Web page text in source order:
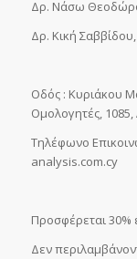
Δρ. Νάσω
Δρ. Κική
Οδός : Κυριάκου
Ομολογητές,
Τηλέφωνο
analysis.com.cy
Προσφέρεται 30%
Δεν